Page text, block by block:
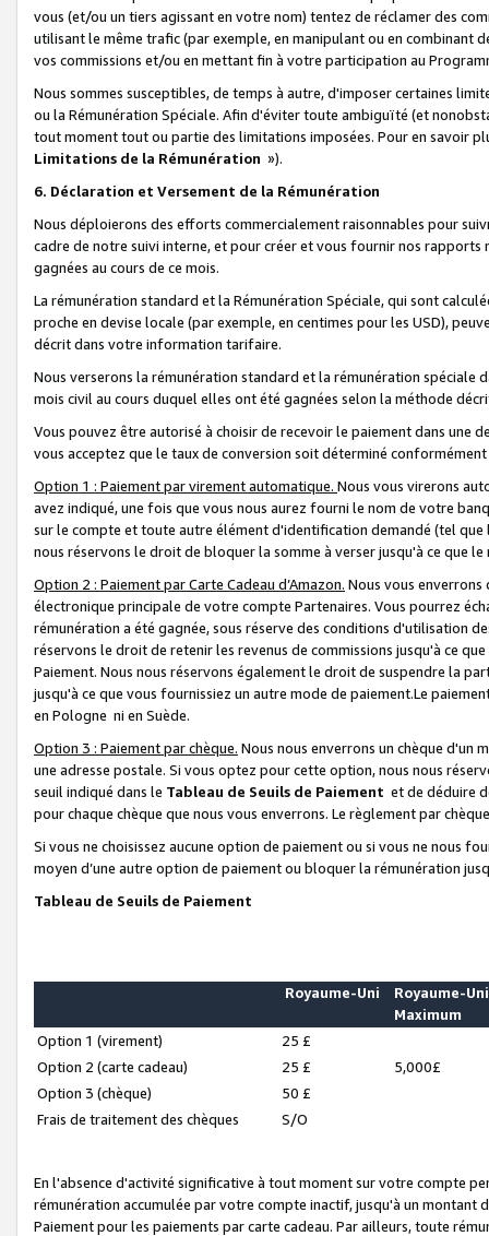
vous (et/ou un tiers agissant en votre nom) tentez de réclamer des
utilisant le même trafic (par exemple, en manipulant ou en combinant
vos commissions et/ou en mettant fin à votre participation au
Nous sommes susceptibles, de temps à autre, d'imposer certaines
ou la Rémunération Spéciale. Afin d'éviter toute ambiguïté (et
tout moment tout ou partie des limitations imposées. Pour en savoir
Limitations de la Rémunération »).
6. Déclaration et Versement de la Rémunération
Nous déploierons des efforts commercialement raisonnables pour
cadre de notre suivi interne, et pour créer et vous fournir nos
gagnées au cours de ce mois.
La rémunération standard et la Rémunération Spéciale, qui sont
proche en devise locale (par exemple, en centimes pour les USD),
décrit dans votre information tarifaire.
Nous verserons la rémunération standard et la rémunération spéciale
mois civil au cours duquel elles ont été gagnées selon la méthode
Vous pouvez être autorisé à choisir de recevoir le paiement dans une
vous acceptez que le taux de conversion soit déterminé
Option 1 : Paiement par virement automatique. Nous vous virerons
avez indiqué, une fois que vous nous aurez fourni le nom de votre
sur le compte et toute autre élément d'identification demandé (tel que
nous réservons le droit de bloquer la somme à verser jusqu'à ce que
Option 2 : Paiement par Carte Cadeau d’Amazon. Nous vous
électronique principale de votre compte Partenaires. Vous pourrez
rémunération a été gagnée, sous réserve des conditions d'utilisation
réservons le droit de retenir les revenus de commissions jusqu'à ce
Paiement. Nous nous réservons également le droit de suspendre la
jusqu'à ce que vous fournissiez un autre mode de paiement.Le
en Pologne ni en Suède.
Option 3 : Paiement par chèque. Nous nous enverrons un chèque d'un
une adresse postale. Si vous optez pour cette option, nous nous
seuil indiqué dans le Tableau de Seuils de Paiement et de déduire
pour chaque chèque que nous vous enverrons. Le règlement par
Si vous ne choisissez aucune option de paiement ou si vous ne nous
moyen d’une autre option de paiement ou bloquer la rémunération
Tableau de Seuils de Paiement
Royaume-Uni
Royaume-Uni
Maximum
Option 1 (virement)
25 £
Option 2 (carte cadeau)
25 £
5,000£
Option 3 (chèque)
50 £
Frais de traitement des chèques
S/O
En l'absence d'activité significative à tout moment sur votre compte
rémunération accumulée par votre compte inactif, jusqu'à un montant
Paiement pour les paiements par carte cadeau. Par ailleurs, toute